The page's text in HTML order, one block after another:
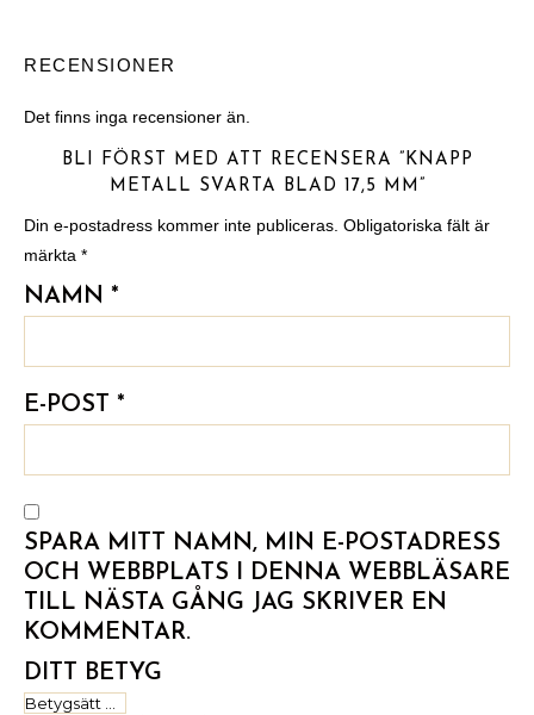
RECENSIONER
Det finns inga recensioner än.
BLI FÖRST MED ATT RECENSERA ”KNAPP
METALL SVARTA BLAD 17,5 MM”
Din e-postadress kommer inte publiceras. Obligatoriska fält är
märkta *
NAMN *
E-POST *
SPARA MITT NAMN, MIN E-POSTADRESS
OCH WEBBPLATS I DENNA WEBBLÄSARE
TILL NÄSTA GÅNG JAG SKRIVER EN
KOMMENTAR.
DITT BETYG